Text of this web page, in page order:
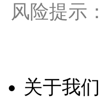
风险提示
关于我们